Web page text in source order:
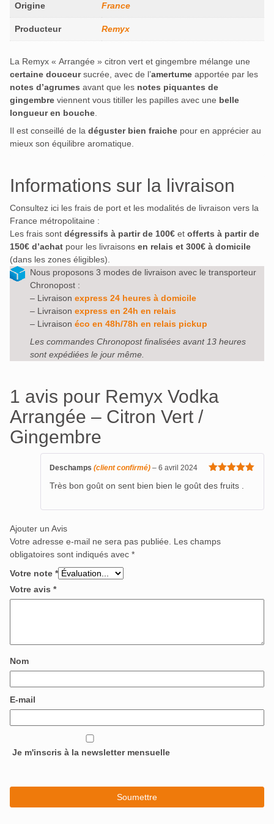
Origine France
Producteur Remyx
La Remyx « Arrangée » citron vert et gingembre mélange une
certaine douceursucrée, avec de l’amertume apportée par les
notes d’agrumes avant que les notes piquantes de
gingembre viennent vous titiller les papilles avec une belle
longueur en bouche
Il est conseillé de la déguster bien fraiche pour en apprécier au
mieux son équilibre aromatique.
Informations sur la livraison
Consultez ici les frais de port et les modalités de livraison vers la
France métropolitaine :
Les frais sont dégressifs à partir de 100€ et offerts à partir de
150€ d’achat pour les livraisons en relais et 300€ à domicile
(dans les zones éligibles).
Nous proposons 3 modes de livraison avec le transporteur
Chronopost :
– Livraison express 24 heures à domicile
– Livraison express en 24h en relais
– Livraison éco en 48h/78h en relais pickup
Les commandes Chronopost finalisées avant 13 heures
sont expédiées le jour même.
1 avis pour Remyx Vodka
Arrangée – Citron Vert /
Gingembre
5
Deschamps (client confirmé) – 6 avril 2024
Très bon goût on sent bien bien le goût des fruits .
Ajouter un Avis
Votre adresse e-mail ne sera pas publiée.
Les champs
obligatoires sont indiqués avec *
Votre note *
Votre avis *
Nom
E-mail
Je m'inscris à la newsletter mensuelle